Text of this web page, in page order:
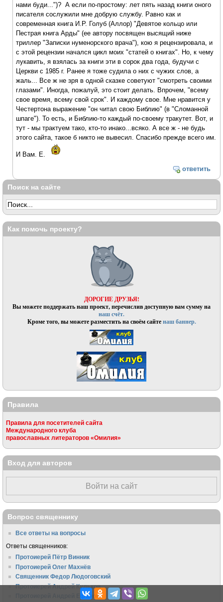
нами буди...")? А если по-простому: лет пять назад книги оного
писателя сослужили мне добрую службу. Равно как и
современная книга И.Р. Голуб (Аллор) "Девятое кольцо или
Пестрая книга Арды" (ее автору посвящен высящий ниже
триллер "Записки нуменорского врача"), кою я рецензировала, и
с этой рецензии начался цикл моих "статей о книгах". Но, к чему
лукавить, я взялась за книги эти в сорок два года, будучи с
Церкви с 1985 г. Ранее я тоже судила о них с чужих слов, а
жаль... Все ж не зря в одной сказке советуют "смотреть своими
глазами". Иногда, пожалуй, это стоит делать. Впрочем, "всему
свое время, всему свой срок". И каждому свое. Мне нравится у
Честертона выражение "он читал свою Библию" (в "Сломанной
шпаге"). То есть, и Библию-то каждый по-своему тракутет. Вот, и
тут - мы трактуем тако, кто-то инако...всяко. А все ж - не будь
этого сайта, такое б никто не вывесил. Спасибо прежде всего им.
И Вам. Е.
ответить
Поиск на сайте
Как помочь проекту?
ДОРОГИЕ ДРУЗЬЯ!
Вы можете поддержать наш проект, перечислив доступную вам сумму на
наш счёт.
Кроме того, вы можете разместить на своём сайтенаш баннер.
Правила
Правила для посетителей сайта
Международного клуба
православных литераторов «Омилия»
Вход для авторов
Войти на сайт
Вопрос священнику
Все ответы на вопросы
Ответы священников:
Протоиерей Пётр Винник
Протоиерей Олег Махнёв
Священник Федор Людоговский
Протоиерей Андрей Кульков
Протоиерей Андрей Ефанов